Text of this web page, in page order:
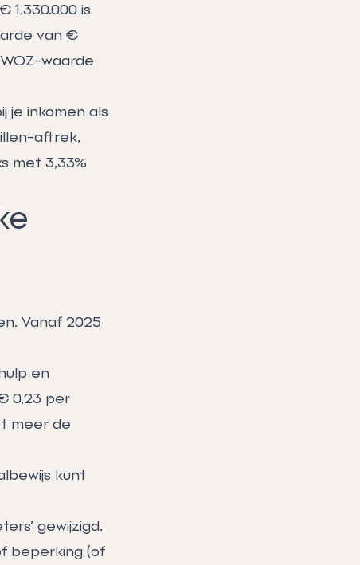
is
van €
waarde
je inkomen als
aftrek,
met 3,33%
Vanaf 2025
en
0,23 per
meer de
kunt
gewijzigd.
beperking (of